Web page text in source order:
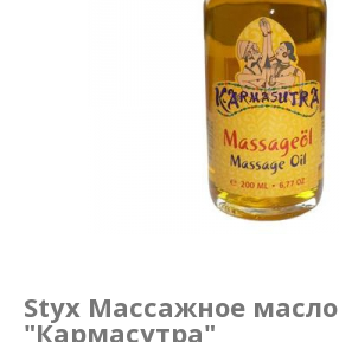
Styx Массажное масло
"Кармасутра"